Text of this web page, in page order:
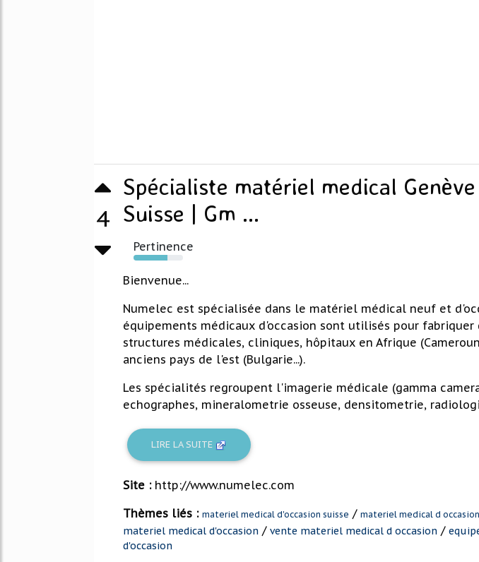
4
Spécialiste matériel medical
Suisse | Gm ...
Pertinence
68%
Bienvenue...
Numelec est spécialisée dans le matériel médical neuf et
équipements médicaux d'occasion sont utilisés pour fabriquer
structures médicales, cliniques, hôpitaux en Afrique
anciens pays de l'est (Bulgarie...).
Les spécialités regroupent l'imagerie médicale (gamma
echographes, mineralometrie osseuse, densitometrie,
LIRE LA SUITE
Site : http://www.numelec.com
Thèmes liés : materiel medical d'occasion suisse / materiel medical d
materiel medical d'occasion / vente materiel medical d occasion /
d'occasion